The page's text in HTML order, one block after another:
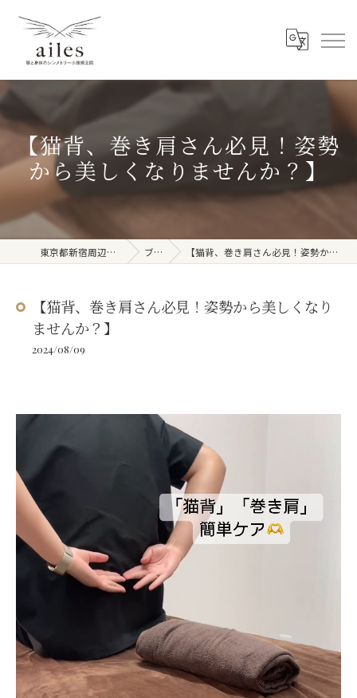
【猫背、巻き肩さん必見！姿勢
から美しくなりませんか？】
東京都新宿周辺の整体ならailes ブログ 【猫背、巻き肩さん必見！姿勢から美しくなりませんか？】
【猫背、巻き肩さん必見！姿勢から美しくなり
ませんか？】
2024/08/09